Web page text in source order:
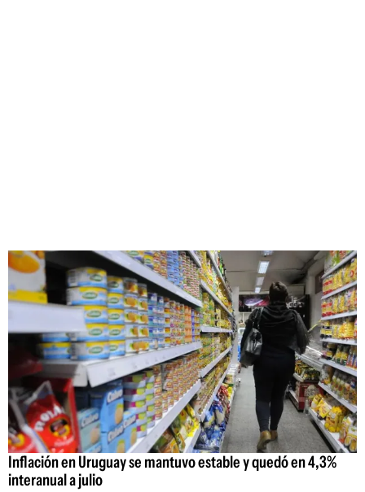
Inflación en Uruguay se mantuvo estable y quedó en 4,3%
interanual a julio